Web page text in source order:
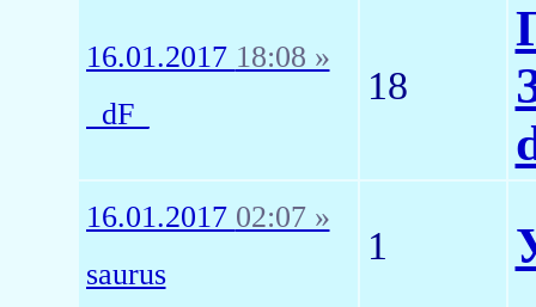
16.01.2017 18:08 »
_dF_
18
16.01.2017 02:07 »
saurus
1